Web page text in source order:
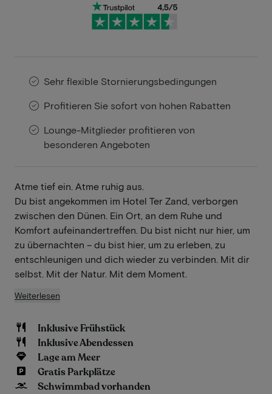
Sehr flexible Stornierungsbedingungen
Profitieren Sie sofort von hohen Rabatten
Lounge-Mitglieder profitieren von
besonderen Angeboten
Atme tief ein. Atme ruhig aus.
Du bist angekommen im Hotel Ter Zand, verborgen
zwischen den Dünen. Ein Ort, an dem Ruhe und
Komfort aufeinandertreffen. Du bist nicht nur hier, um
zu übernachten – du bist hier, um zu erleben, zu
entschleunigen und dich wieder zu verbinden. Mit dir
selbst. Mit der Natur. Mit dem Moment.
Weiterlesen
Inklusive Frühstück
Inklusive Abendessen
Lage am Meer
Gratis Parkplätze
Schwimmbad vorhanden